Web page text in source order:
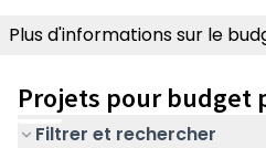
Plus d'informations sur le
Projets pour budget
Filtrer et rechercher